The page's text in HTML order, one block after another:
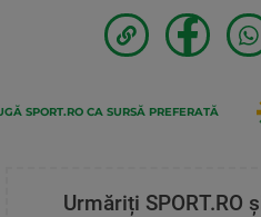
SPORT.RO CA SURSĂ PREFERATĂ
Urmăriți SPORT.RO